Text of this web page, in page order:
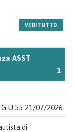
VEDI TUTTO
ASST
1
G.U.55 21/07/2026
di